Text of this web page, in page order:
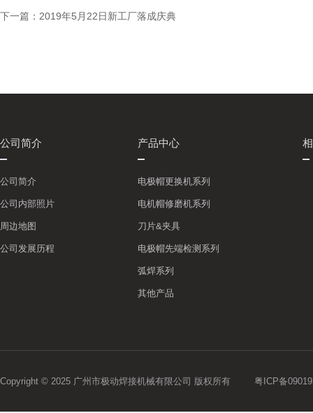
下一篇： 2019年5月22日新工厂落成庆典
公司简介
公司简介
公司内部照片
周边地图
公司发展历程
产品中心
电极帽更换机系列
电机帽修磨机系列
刀片&夹具
电极帽先端检测系列
弧焊系列
其他产品
Copyright © 2025 广州市极动焊接机械有限公司 版权所有 粤ICP备